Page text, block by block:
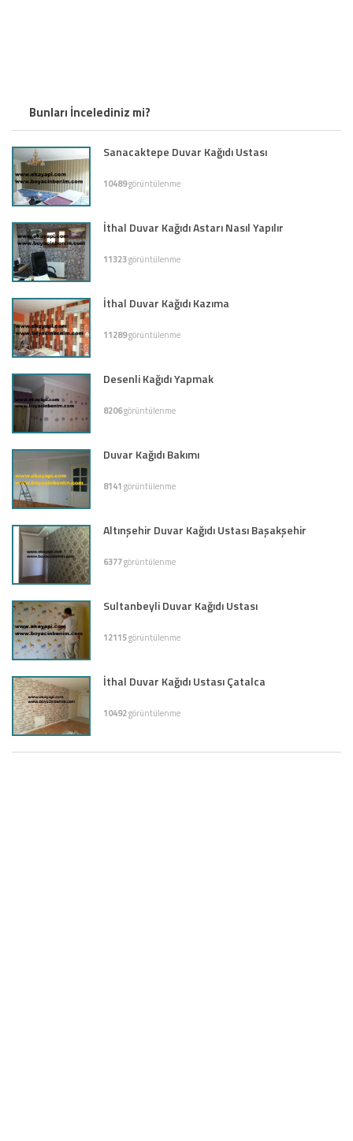
Bunları İncelediniz mi?
Sanacaktepe Duvar Kağıdı Ustası
10489görüntülenme
İthal Duvar Kağıdı Astarı Nasıl Yapılır
11323görüntülenme
İthal Duvar Kağıdı Kazıma
11289görüntülenme
Desenli Kağıdı Yapmak
8206görüntülenme
Duvar Kağıdı Bakımı
8141görüntülenme
Altınşehir Duvar Kağıdı Ustası Başakşehir
6377görüntülenme
Sultanbeyli Duvar Kağıdı Ustası
12115görüntülenme
İthal Duvar Kağıdı Ustası Çatalca
10492görüntülenme